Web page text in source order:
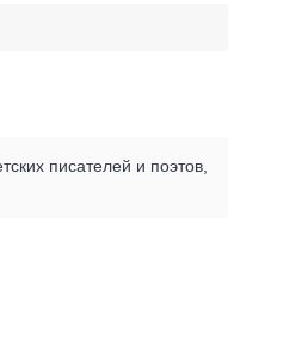
писателей и поэтов,